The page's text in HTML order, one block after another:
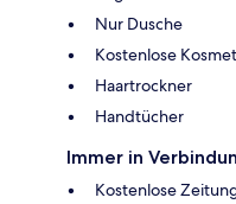
Nur Dusche
Kostenlose
Haartrockner
Handtücher
Immer in
Kostenlose